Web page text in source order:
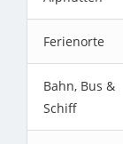
Ferienorte
Bahn, Bus &
Schiff